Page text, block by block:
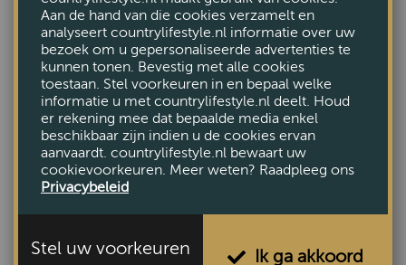
Bank Maranello
€2045,-
Aan de hand van die cookies verzamelt en
analyseert countrylifestyle.nl informatie over uw
bezoek om u gepersonaliseerde advertenties te
kunnen tonen. Bevestig met alle cookies
toestaan. Stel voorkeuren in en bepaal welke
informatie u met countrylifestyle.nl deelt. Houd
er rekening mee dat bepaalde media enkel
beschikbaar zijn indien u de cookies ervan
aanvaardt. countrylifestyle.nl bewaart uw
cookievoorkeuren. Meer weten? Raadpleeg ons
Privacybeleid
Stel uw voorkeuren
Ik ga akkoord